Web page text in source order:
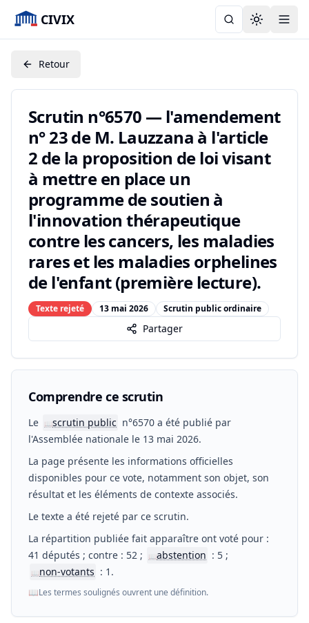
CIVIX Toggle
Retour
Scrutin n°6570 — l'amendement
n° 23 de M. Lauzzana à l'article
2 de la proposition de loi visant
à mettre en place un
programme de soutien à
l'innovation thérapeutique
contre les cancers, les maladies
rares et les maladies orphelines
de l'enfant (première lecture).
Texte rejeté 13 mai 2026 Scrutin public ordinaire
Partager
Comprendre ce scrutin
Le 📖scrutin public n°6570 a été publié par
l'Assemblée nationale le 13 mai 2026.
La page présente les informations officielles
disponibles pour ce vote, notamment son objet, son
résultat et les éléments de contexte associés.
Le texte a été rejeté par ce scrutin.
La répartition publiée fait apparaître ont voté pour :
41 députés ; contre : 52 ;
📖abstention : 5 ;
📖non-votants : 1.
📖Les termes soulignés ouvrent une définition.